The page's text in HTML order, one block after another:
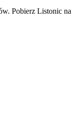
Pobierz Listonic na